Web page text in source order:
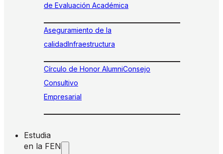
de Evaluación Académica
Aseguramiento de la
calidadInfraestructura
Círculo de Honor AlumniConsejo
Consultivo
Empresarial
Estudia
en la FEN